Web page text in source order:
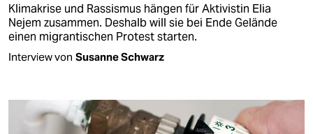
Klimakrise und Rassismus hängen für Aktivistin Elia
Nejem zusammen. Deshalb will sie bei Ende Gelände
einen migrantischen Protest starten.
Interview von Susanne Schwarz